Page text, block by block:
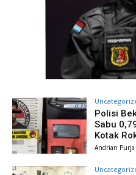
Polisi
Sabu
Kotak
Andrian Purja